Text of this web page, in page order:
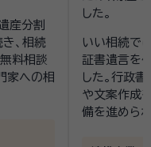
産分割
、相続
料相談
家への相
した。
いい相続で
証書遺言を
した。行政
や文案作成
備を進めら